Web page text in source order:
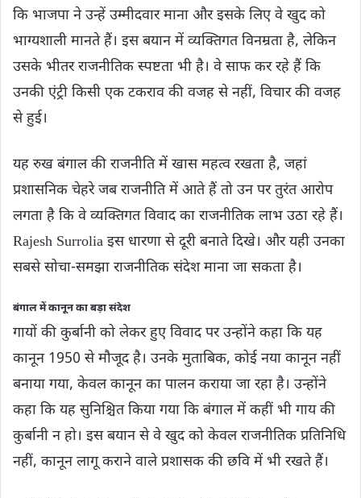
कि भाजपा ने उन्हें उम्मीदवार माना और इसके लिए वे खुद को
भाग्यशाली मानते हैं। इस बयान में व्यक्तिगत विनम्रता है, लेकिन
उसके भीतर राजनीतिक स्पष्टता भी है। वे साफ कर रहे हैं कि
उनकी एंट्री किसी एक टकराव की वजह से नहीं, विचार की वजह
से हुई।
यह रुख बंगाल की राजनीति में खास महत्व रखता है, जहां
प्रशासनिक चेहरे जब राजनीति में आते हैं तो उन पर तुरंत आरोप
लगता है कि वे व्यक्तिगत विवाद का राजनीतिक लाभ उठा रहे हैं।
Rajesh Surrolia इस धारणा से दूरी बनाते दिखे। और यही उनका
सबसे सोचा-समझा राजनीतिक संदेश माना जा सकता है।
बंगाल में कानून का बड़ा संदेश
गायों की कुर्बानी को लेकर हुए विवाद पर उन्होंने कहा कि यह
कानून 1950 से मौजूद है। उनके मुताबिक, कोई नया कानून नहीं
बनाया गया, केवल कानून का पालन कराया जा रहा है। उन्होंने
कहा कि यह सुनिश्चित किया गया कि बंगाल में कहीं भी गाय की
कुर्बानी न हो। इस बयान से वे खुद को केवल राजनीतिक प्रतिनिधि
नहीं, कानून लागू कराने वाले प्रशासक की छवि में भी रखते हैं।